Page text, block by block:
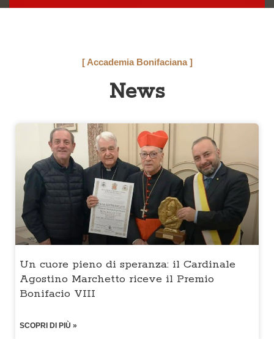
[ Accademia Bonifaciana ]
News
Un cuore pieno di speranza: il Cardinale
Agostino Marchetto riceve il Premio
Bonifacio VIII
SCOPRI DI PIÙ »